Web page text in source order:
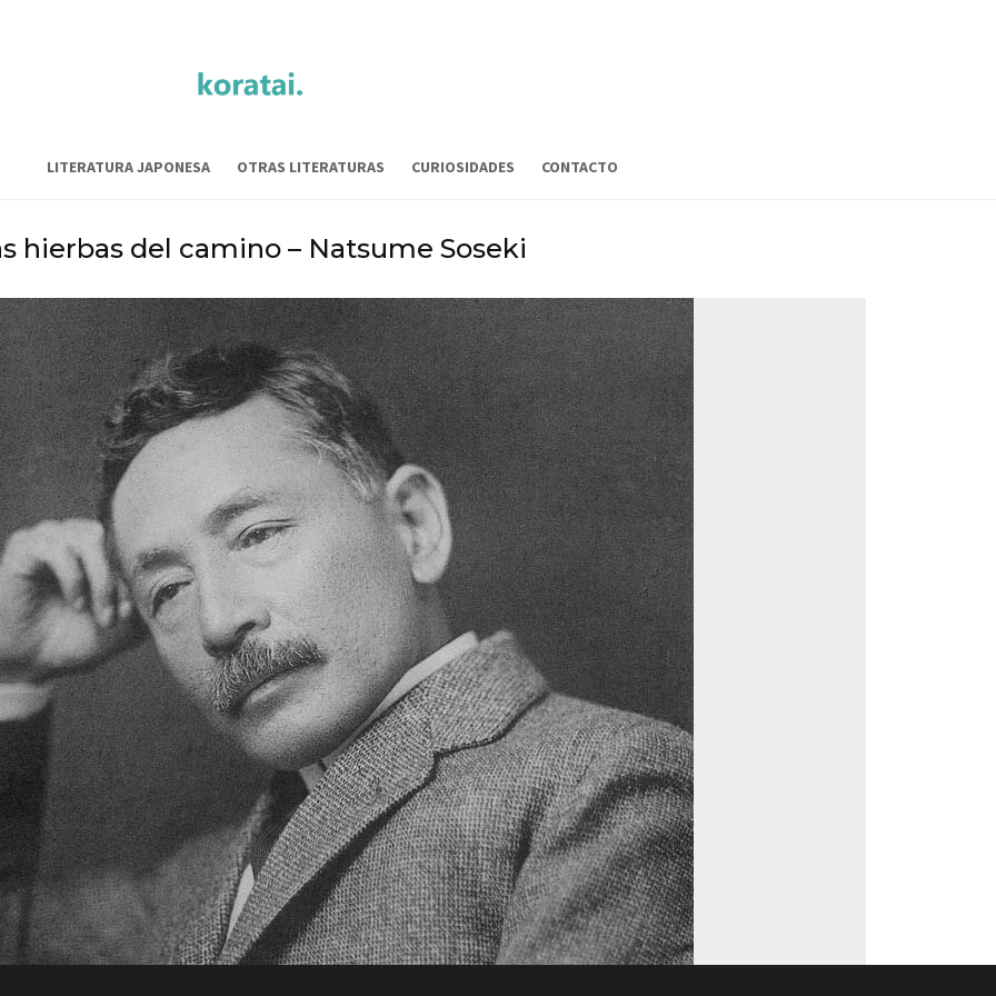
LITERATURA JAPONESA OTRAS LITERATURAS CURIOSIDADES CONTACTO
hierbas del camino – Natsume Soseki